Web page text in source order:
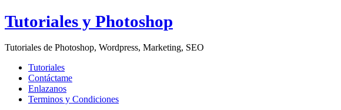
Tutoriales y Photoshop
Tutoriales de Photoshop, Wordpress, Marketing, SEO
Tutoriales
Contáctame
Enlazanos
Terminos y Condiciones